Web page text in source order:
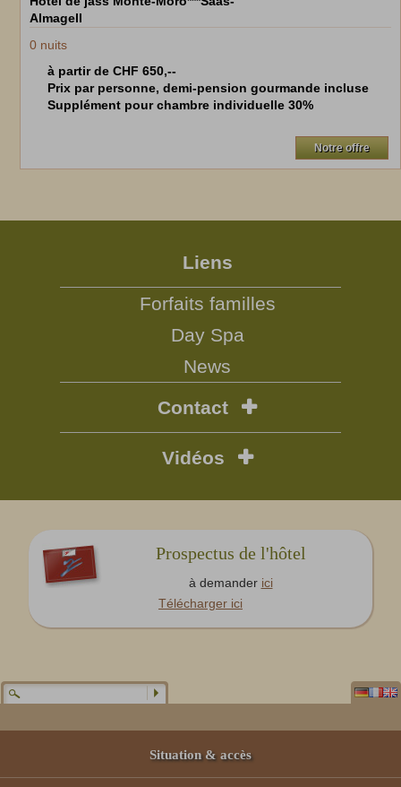
Almagell
0 nuits
à partir de CHF 650,--
Prix par personne, demi-pension gourmande incluse
Supplément pour chambre individuelle 30%
Notre offre
Liens
Forfaits familles
Day Spa
News
Contact
Vidéos
Prospectus de l'hôtel
à demander ici
Télécharger ici
Situation & accès